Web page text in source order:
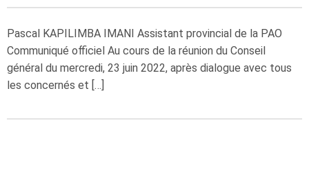
Pascal KAPILIMBA IMANI Assistant provincial de la PAO
Communiqué officiel Au cours de la réunion du Conseil
général du mercredi, 23 juin 2022, après dialogue avec tous
les concernés et […]